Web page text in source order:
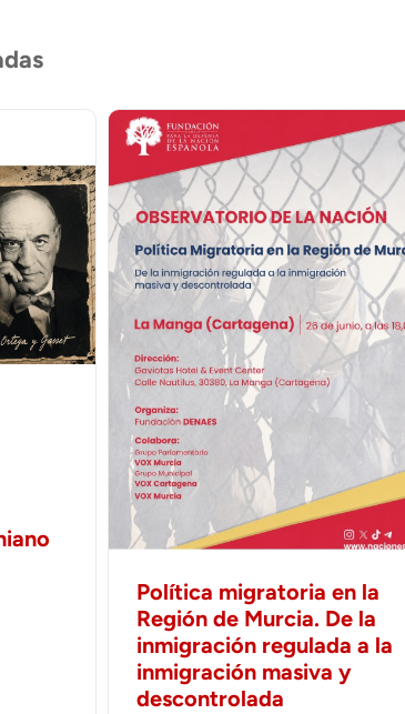
Política migratoria en la
Región de Murcia. De la
inmigración regulada a la
inmigración masiva y
descontrolada